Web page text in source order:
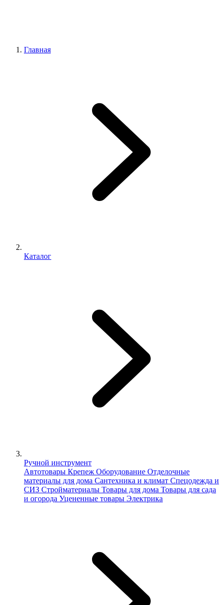
Главная
Каталог
Ручной инструмент
Автотовары Крепеж Оборудование Отделочные
материалы для дома Сантехника и климат Спецодежда и
СИЗ Стройматериалы Товары для дома Товары для сада
и огорода Уцененные товары Электрика